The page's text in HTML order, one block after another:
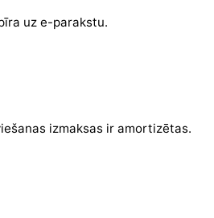
uz e-parakstu.
izmaksas ir amortizētas.